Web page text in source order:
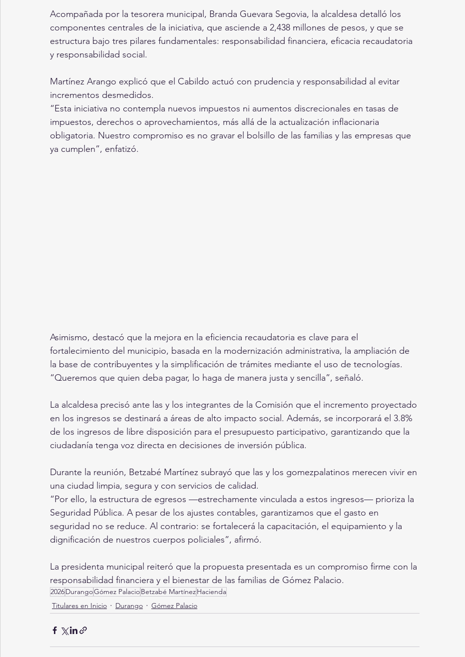
Acompañada por la tesorera municipal, Branda Guevara Segovia, la alcaldesa detalló los
componentes centrales de la iniciativa, que asciende a 2,438 millones de pesos, y que se
estructura bajo tres pilares fundamentales: responsabilidad financiera, eficacia recaudatoria
y responsabilidad social.
Martínez Arango explicó que el Cabildo actuó con prudencia y responsabilidad al evitar
incrementos desmedidos.
“Esta iniciativa no contempla nuevos impuestos ni aumentos discrecionales en tasas de
impuestos, derechos o aprovechamientos, más allá de la actualización inflacionaria
obligatoria. Nuestro compromiso es no gravar el bolsillo de las familias y las empresas que
ya cumplen”, enfatizó.
Asimismo, destacó que la mejora en la eficiencia recaudatoria es clave para el
fortalecimiento del municipio, basada en la modernización administrativa, la ampliación de
la base de contribuyentes y la simplificación de trámites mediante el uso de tecnologías.
“Queremos que quien deba pagar, lo haga de manera justa y sencilla”, señaló.
La alcaldesa precisó ante las y los integrantes de la Comisión que el incremento proyectado
en los ingresos se destinará a áreas de alto impacto social. Además, se incorporará el 3.8%
de los ingresos de libre disposición para el presupuesto participativo, garantizando que la
ciudadanía tenga voz directa en decisiones de inversión pública.
Durante la reunión, Betzabé Martínez subrayó que las y los gomezpalatinos merecen vivir en
una ciudad limpia, segura y con servicios de calidad.
“Por ello, la estructura de egresos —estrechamente vinculada a estos ingresos— prioriza la
Seguridad Pública. A pesar de los ajustes contables, garantizamos que el gasto en
seguridad no se reduce. Al contrario: se fortalecerá la capacitación, el equipamiento y la
dignificación de nuestros cuerpos policiales”, afirmó.
La presidenta municipal reiteró que la propuesta presentada es un compromiso firme con la
responsabilidad financiera y el bienestar de las familias de Gómez Palacio.
2026DurangoGómez PalacioBetzabé MartínezHacienda
Titulares en Inicio
Durango Gómez Palacio